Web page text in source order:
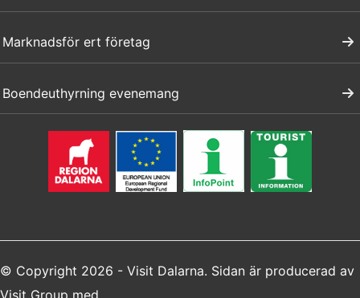
Marknadsför ert företag
Boendeuthyrning evenemang
© Copyright 2026 - Visit Dalarna. Sidan är producerad av